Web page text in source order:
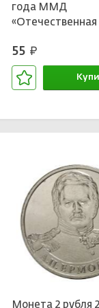
года ММД
«Отечественная
сражение»
55 руб.
Монета 2 рубля